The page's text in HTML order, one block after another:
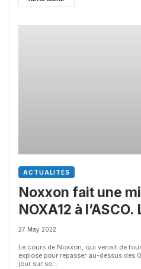
ACTUALITÉS
Noxxon fait une
NOXA12 à
27 May 2022
Le cours de Noxxon, qui venait de
explose pour repasser au-dessus des
jour sur so...